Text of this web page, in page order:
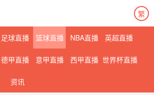
繁
足球直播 篮球直播 NBA直播 英超直播
德甲直播 意甲直播 西甲直播 世界杯直播
资讯